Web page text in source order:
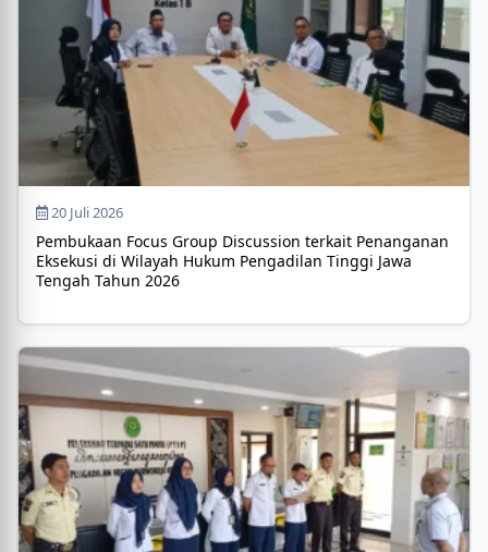
20 Juli 2026
Pembukaan Focus Group Discussion terkait Penanganan
Eksekusi di Wilayah Hukum Pengadilan Tinggi Jawa
Tengah Tahun 2026